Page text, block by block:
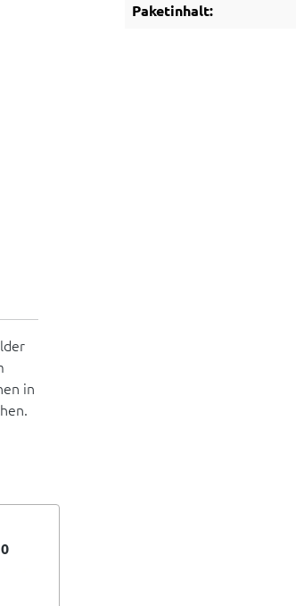
Paketinhalt:
in